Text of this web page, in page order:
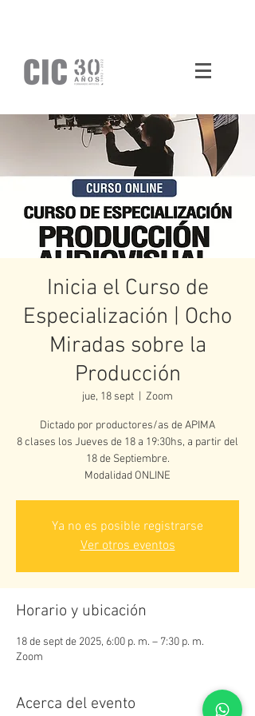
Inicia el Curso de
Especialización | Ocho
Miradas sobre la
Producción
jue, 18 sept Zoom
Dictado por productores/as de APIMA
8 clases los Jueves de 18 a 19:30hs, a partir del
18 de Septiembre.
Ya no es posible registrarse
Ver otros eventos
Horario y ubicación
18 de sept de 2025, 6:00 p. m. – 7:30 p. m.
Zoom
Acerca del evento